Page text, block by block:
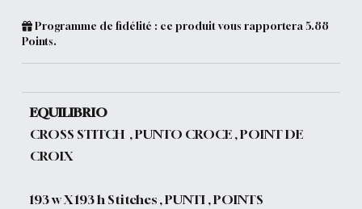
Programme de fidélité : ce produit vous rapportera5.88
Points.
EQUILIBRIO
CROSS STITCH , PUNTO CROCE , POINT DE
CROIX
193 w X 193 h Stitches , PUNTI , POINTS